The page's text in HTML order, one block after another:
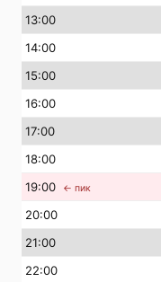
13:00
14:00
15:00
16:00
17:00
18:00
19:00 ← пик
20:00
21:00
22:00